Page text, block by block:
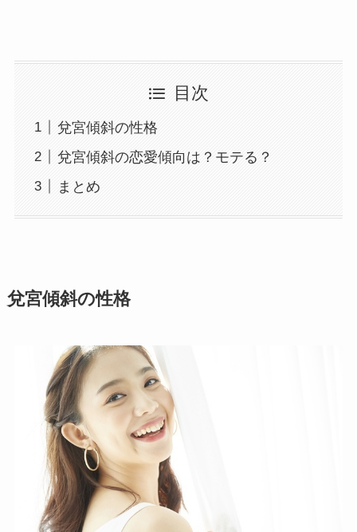
目次
兌宮傾斜の性格
兌宮傾斜の恋愛傾向は？モテる？
まとめ
兌宮傾斜の性格